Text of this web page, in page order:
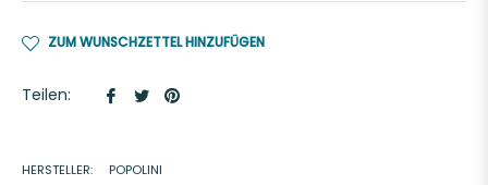
ZUM WUNSCHZETTEL HINZUFÜGEN
Teilen:
Auf
AufAuf
HERSTELLER: POPOLINI